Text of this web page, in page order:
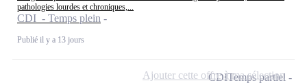
pathologies lourdes et chroniques,...
CDI - Temps plein
Publié il y a 13 jours
CDITemps partiel
Ajouter cette offre à ma sélection